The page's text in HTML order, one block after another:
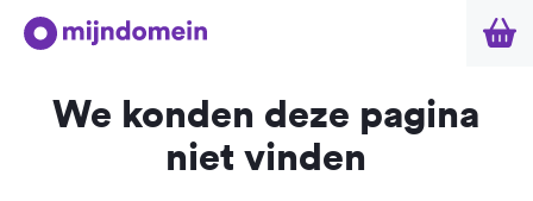
We konden deze pagina
niet vinden